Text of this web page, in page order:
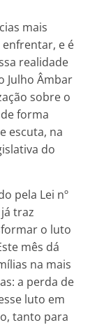
mais
e é
realidade
Julho Âmbar
sobre o
forma
escuta, na
do
pela Lei nº
traz
o luto
mês dá
na mais
a perda de
luto em
tanto para